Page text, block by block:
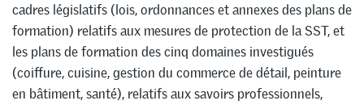
cadres législatifs (lois, ordonnances et annexes des plans de
formation) relatifs aux mesures de protection de la SST, et
les plans de formation des cinq domaines investigués
(coiffure, cuisine, gestion du commerce de détail, peinture
en bâtiment, santé), relatifs aux savoirs professionnels,